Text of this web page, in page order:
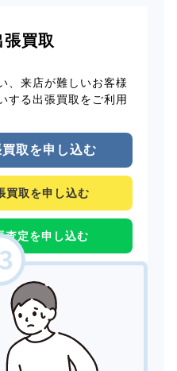
張買取
、来店が難しいお客様
する出張買取をご利用
取を申し込む
買取を申し込む
査定を申し込む